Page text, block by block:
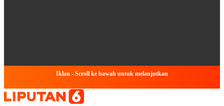
Iklan - Scroll ke bawah untuk melanjutkan